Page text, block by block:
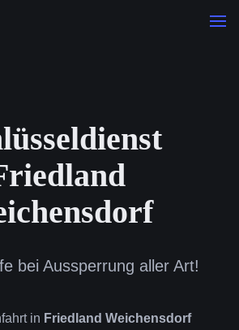
bei Aussperrung aller Art!
in Friedland Weichensdorf